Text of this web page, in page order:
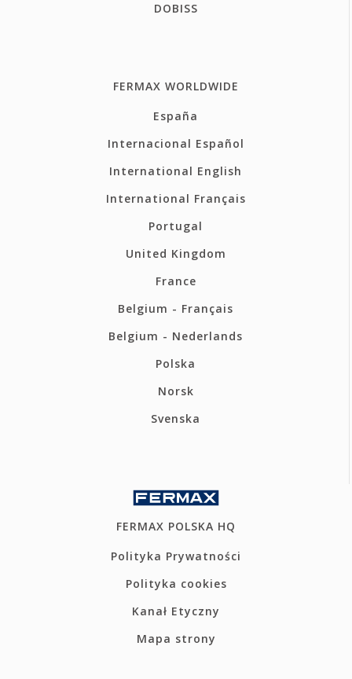
DOBISS
FERMAX WORLDWIDE
España
Internacional Español
International English
International Français
Portugal
United Kingdom
France
Belgium - Français
Belgium - Nederlands
Polska
Norsk
Svenska
FERMAX POLSKA HQ
Polityka Prywatności
Polityka cookies
Kanał Etyczny
Mapa strony